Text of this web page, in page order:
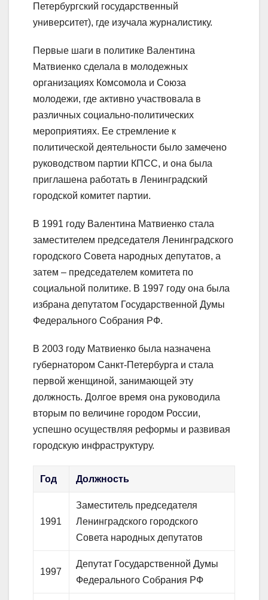
Петербургский государственный
университет), где изучала журналистику.
Первые шаги в политике Валентина
Матвиенко сделала в молодежных
организациях Комсомола и Союза
молодежи, где активно участвовала в
различных социально-политических
мероприятиях. Ее стремление к
политической деятельности было замечено
руководством партии КПСС, и она была
приглашена работать в Ленинградский
городской комитет партии.
В 1991 году Валентина Матвиенко стала
заместителем председателя Ленинградского
городского Совета народных депутатов, а
затем – председателем комитета по
социальной политике. В 1997 году она была
избрана депутатом Государственной Думы
Федерального Собрания РФ.
В 2003 году Матвиенко была назначена
губернатором Санкт-Петербурга и стала
первой женщиной, занимающей эту
должность. Долгое время она руководила
вторым по величине городом России,
успешно осуществляя реформы и развивая
городскую инфраструктуру.
Год Должность
1991
Заместитель председателя
Ленинградского городского
Совета народных депутатов
1997
Депутат Государственной Думы
Федерального Собрания РФ